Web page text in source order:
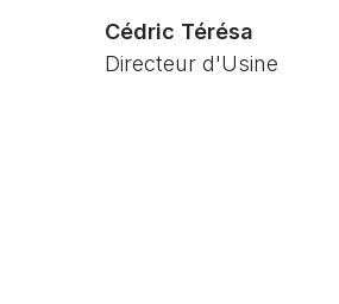
Cédric Térésa
Directeur d'Usine